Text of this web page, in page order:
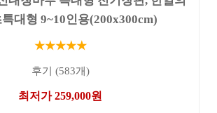
대형 9~10인용(200x300cm)
★★★★★
후기 (583개)
최저가 259,000원